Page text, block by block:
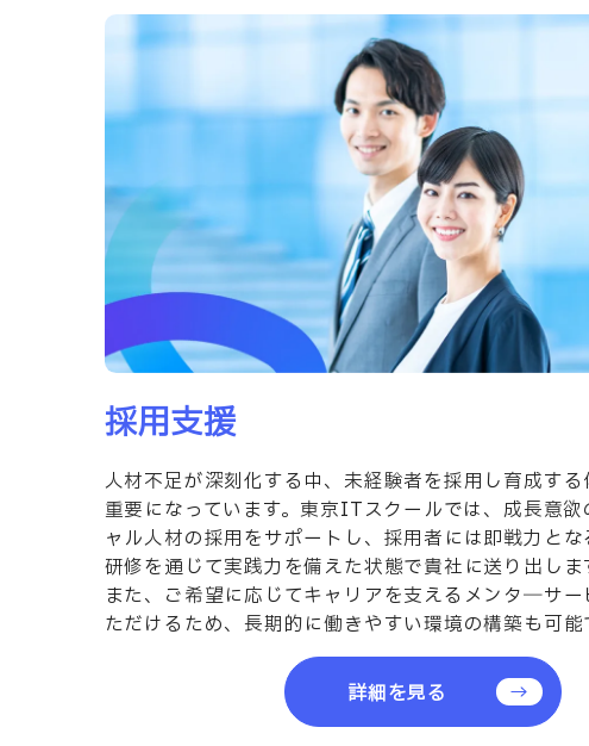
採用支援
人材不足が深刻化する中、未経験者を採用し育成す
重要になっています。東京ITスクールでは、成長意欲
ャル人材の採用をサポートし、採用者には即戦力とな
研修を通じて実践力を備えた状態で貴社に送り出しま
また、ご希望に応じてキャリアを支えるメンタ―サー
ただけるため、長期的に働きやすい環境の構築も可能
詳細を見る